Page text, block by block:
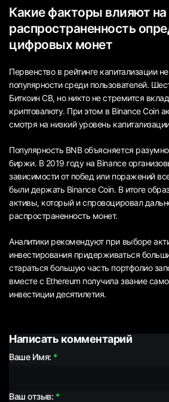
Какие факторы влияют на
распространенность
цифровых монет
Первенство в рейтинге капитализации
популярности среди пользователей.
Биткоин СВ, но никто не стремится
криптовалюту. При этом в Binance Coin
смотря на низкий уровень
Популярность BNB объясняется
биржи. В 2019 году на Binance
зависимости от побед или поражений
были держать Binance Coin. В итоге
активы, который и спровоцировал
распространенность монет.
Аналитики рекомендуют при выборе
инвестирования придерживаться
стараться большую часть портфолио
вместе с Ethereum получила звание
инвестиции десятилетия.
Написать комментарий
Ваше Имя:
Ваш отзыв: